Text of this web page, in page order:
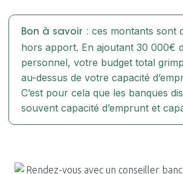
Bon à savoir : ces montants sont
hors apport. En ajoutant 30 000€
personnel, votre budget total
au-dessus de votre capacité
C’est pour cela que les banques
souvent capacité d’emprunt et